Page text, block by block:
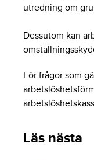
utredning om
Dessutom kan
För frågor som
Läs nästa